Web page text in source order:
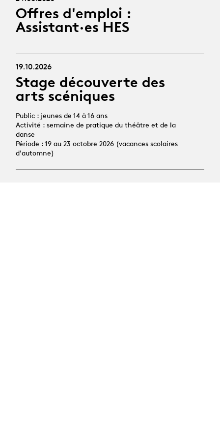
Offres d'emploi :
Assistant·es HES
19.10.2026
Stage découverte des
arts scéniques
Public : jeunes de 14 à 16 ans
Activité : semaine de pratique du théâtre et de la
danse
Période : 19 au 23 octobre 2026 (vacances scolaires
d'automne)